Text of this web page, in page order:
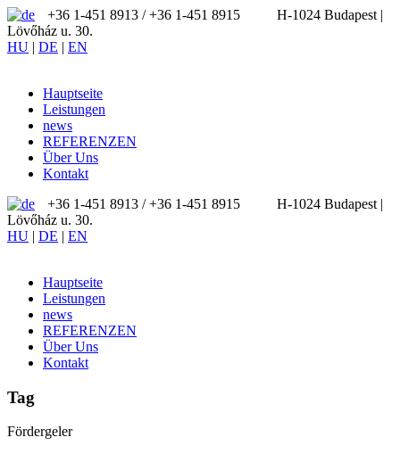
+36 1-451 8913 / ‪+36 1-451 8915
H-1024 Budapest |
Lövőház u. 30.
HU | DE | EN
Hauptseite
Leistungen
news
REFERENZEN
Über Uns
Kontakt
+36 1-451 8913 / ‪+36 1-451 8915
H-1024 Budapest |
Lövőház u. 30.
HU | DE | EN
Hauptseite
Leistungen
news
REFERENZEN
Über Uns
Kontakt
Tag
Fördergeler